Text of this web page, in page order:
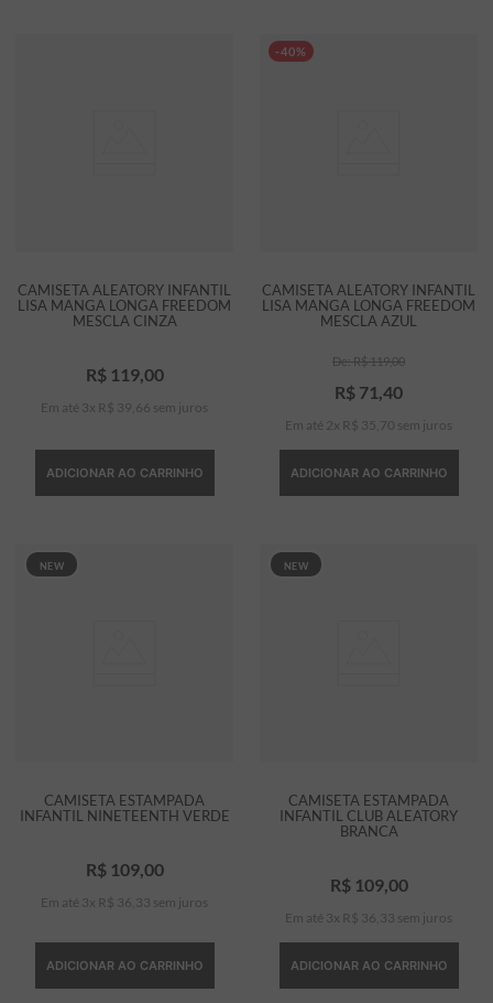
CAMISETA ALEATORY INFANTIL
LISA MANGA LONGA FREEDOM
MESCLA CINZA
R$ 119,00
Em até 3 x R$ 39 66 sem juros
ADICIONAR AO CARRINHO
-40%
CAMISETA ALEATORY INFANTIL
LISA MANGA LONGA FREEDOM
MESCLA AZUL
R$119,00
R$ 71,40
Em até 2 x R$ 35 70 sem juros
ADICIONAR AO CARRINHO
NEW
CAMISETA ESTAMPADA
INFANTIL NINETEENTH VERDE
R$ 109,00
Em até 3 x R$ 36 33 sem juros
ADICIONAR AO CARRINHO
NEW
CAMISETA ESTAMPADA
INFANTIL CLUB ALEATORY
BRANCA
R$ 109,00
Em até 3 x R$ 36 33 sem juros
ADICIONAR AO CARRINHO